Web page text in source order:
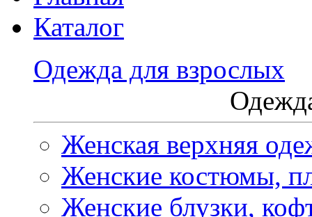
Каталог
Одежда для взрослых
Женская верхняя
Женские костюмы,
Женские блузки,